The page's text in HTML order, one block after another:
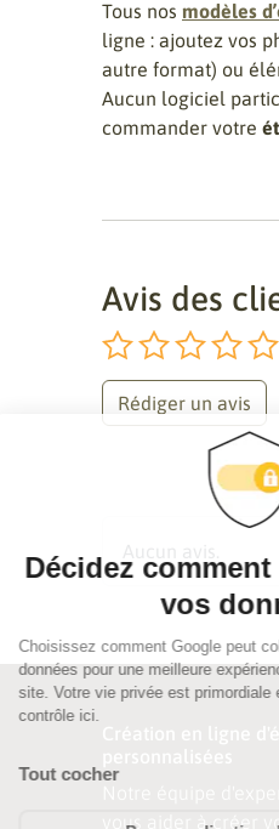
Tous nos modèles
ligne : ajoutez vos
autre format) ou
Aucun logiciel
commander votre
Avis des
Rédiger un avis
vous aider à créer